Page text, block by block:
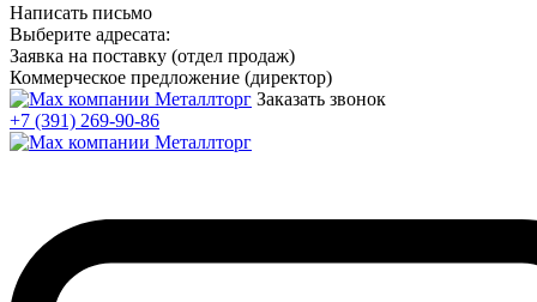
Написать письмо
Выберите адресата:
Заявка на поставку (отдел продаж)
Коммерческое предложение (директор)
Заказать звонок
+7 (391) 269-90-86